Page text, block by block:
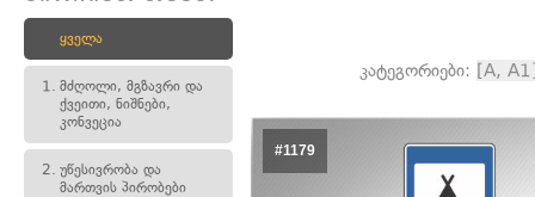
ყველა
1. მძღოლი, მგზავრი და
ქვეითი, ნიშნები,
კონვეცია
2. უწესივრობა და
მართვის პირობები
კატეგორიები: [A,
#1179